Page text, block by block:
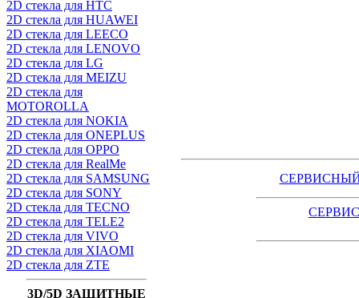
2D стекла для HTC
2D стекла для HUAWEI
2D стекла для LEECO
2D стекла для LENOVO
2D стекла для LG
2D стекла для MEIZU
2D стекла для
MOTOROLLA
2D стекла для NOKIA
2D стекла для ONEPLUS
2D стекла для OPPO
2D стекла для RealMe
2D стекла для SAMSUNG
2D стекла для SONY
2D стекла для TECNO
2D стекла для TELE2
2D стекла для VIVO
2D стекла для XIAOMI
2D стекла для ZTE
3D/5D ЗАЩИТНЫЕ